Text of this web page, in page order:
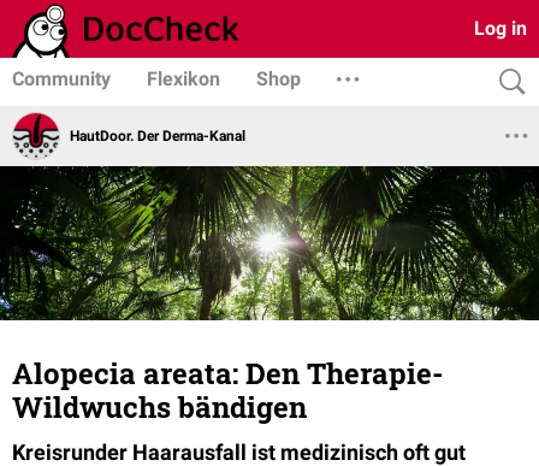
Log in
Community Flexikon Shop
HautDoor. Der Derma-Kanal
Alopecia areata: Den Therapie-
Wildwuchs bändigen
Kreisrunder Haarausfall ist medizinisch oft gut